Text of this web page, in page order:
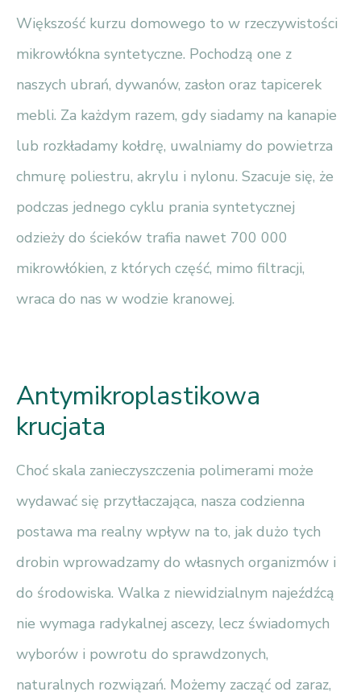
Większość kurzu domowego to w rzeczywistości
mikrowłókna syntetyczne. Pochodzą one z
naszych ubrań, dywanów, zasłon oraz tapicerek
mebli. Za każdym razem, gdy siadamy na kanapie
lub rozkładamy kołdrę, uwalniamy do powietrza
chmurę poliestru, akrylu i nylonu. Szacuje się, że
podczas jednego cyklu prania syntetycznej
odzieży do ścieków trafia nawet 700 000
mikrowłókien, z których część, mimo filtracji,
wraca do nas w wodzie kranowej.
Antymikroplastikowa
krucjata
Choć skala zanieczyszczenia polimerami może
wydawać się przytłaczająca, nasza codzienna
postawa ma realny wpływ na to, jak dużo tych
drobin wprowadzamy do własnych organizmów i
do środowiska. Walka z niewidzialnym najeźdźcą
nie wymaga radykalnej ascezy, lecz świadomych
wyborów i powrotu do sprawdzonych,
naturalnych rozwiązań. Możemy zacząć od zaraz,